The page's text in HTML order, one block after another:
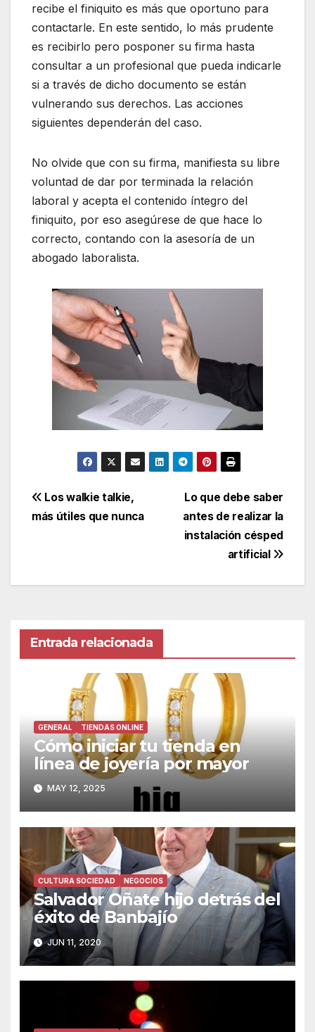
recibe el finiquito es más que oportuno para
contactarle. En este sentido, lo más prudente
es recibirlo pero posponer su firma hasta
consultar a un profesional que pueda indicarle
si a través de dicho documento se están
vulnerando sus derechos. Las acciones
siguientes dependerán del caso.
No olvide que con su firma, manifiesta su libre
voluntad de dar por terminada la relación
laboral y acepta el contenido íntegro del
finiquito, por eso asegúrese de que hace lo
correcto, contando con la asesoría de un
abogado laboralista.
Navegación
Lo que debe saber
antes de realizar la
instalación césped
artificial
Los walkie talkie,
más útiles que nunca
Entrada relacionada
GENERAL TIENDAS ONLINE
Cómo iniciar tu tienda en
línea de joyería por mayor
MAY 12, 2025
CULTURA SOCIEDAD NEGOCIOS
Salvador Oñate hijo detrás del
éxito de Banbajío
JUN 11, 2020